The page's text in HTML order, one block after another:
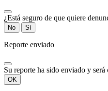
¿Está seguro de que quiere
No Sí
Reporte enviado
Su reporte ha sido enviado y
OK